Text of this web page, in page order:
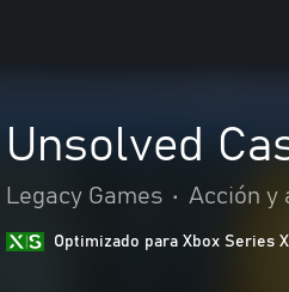
Unsolved
Legacy Games • Acción y
Optimizado para Xbox Series